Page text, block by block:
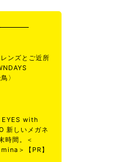
レンズとご近所
〉
EYES with
新しいメガネ
時間。＜
＞【PR】